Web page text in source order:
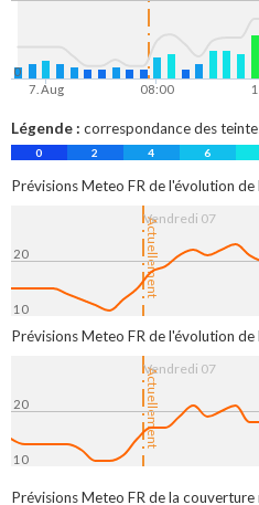
7. Aug 08:00
0
Légende : correspondance des
0 2 4 6
Prévisions Meteo FR de l'évolution
Actuellement
Vendredi 07
10
20
Prévisions Meteo FR de l'évolution
Actuellement
Vendredi 07
10
20
Prévisions Meteo FR de la couverture